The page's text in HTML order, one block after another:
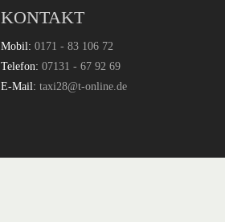
KONTAKT
Mobil: 0171 - 83 106 72
Telefon: 07131 - 67 92 69
E-Mail: taxi28@t-online.de